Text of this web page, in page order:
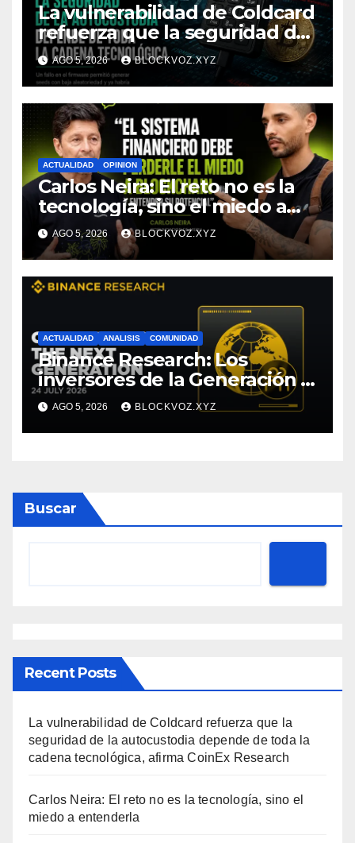
La vulnerabilidad de Coldcard
refuerza que la seguridad de
la autocustodia depende de
toda la cadena tecnológica,
afirma CoinEx Research
AGO 5, 2026 BLOCKVOZ.XYZ
ACTUALIDAD OPINION
Carlos Neira: El reto no es la
tecnología, sino el miedo a
entenderla
AGO 5, 2026 BLOCKVOZ.XYZ
ACTUALIDAD ANALISIS COMUNIDAD
Binance Research: Los
inversores de la Generación Z
empiezan más jóvenes y
muestran mayor disciplina
financiera
AGO 5, 2026 BLOCKVOZ.XYZ
Buscar
Recent Posts
La vulnerabilidad de Coldcard refuerza que la
seguridad de la autocustodia depende de toda la
cadena tecnológica, afirma CoinEx Research
Carlos Neira: El reto no es la tecnología, sino el
miedo a entenderla